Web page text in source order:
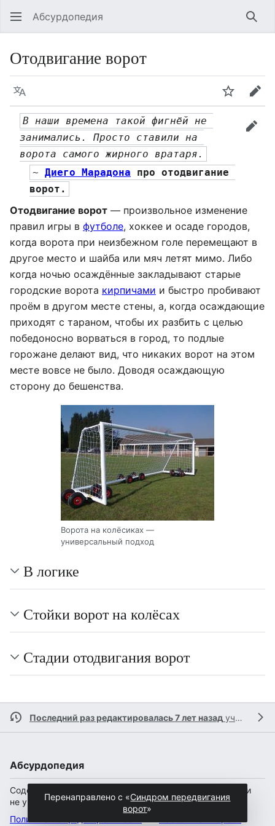
Абсурдопедия
Отодвигание ворот
Язык
В наши времена такой фигнёй не
занимались. Просто ставили на
ворота самого жирного вратаря.
~ Диего Марадона про отодвигание
ворот.
Отодвигание ворот — произвольное изменение
правил игры в футболе, хоккее и осаде городов,
когда ворота при неизбежном голе перемещают в
другое место и шайба или мяч летят мимо. Либо
когда ночью осаждённые закладывают старые
городские ворота кирпичами и быстро пробивают
проём в другом месте стены, а, когда осаждающие
приходят с тараном, чтобы их разбить с целью
победоносно ворваться в город, то подлые
горожане делают вид, что никаких ворот на этом
месте вовсе не было. Доводя осаждающую
сторону до бешенства.
Ворота на колёсиках —
универсальный подход
В логике
Стойки ворот на колёсах
Стадии отодвигания ворот
Последний раз редактировалась 7 лет назад участником
Абсурдопедия
Содержание доступно по лицензии
(если
не указано иное).
Политика конфиденциальности
Перенаправлено с «Синдром передвигания
ворот»